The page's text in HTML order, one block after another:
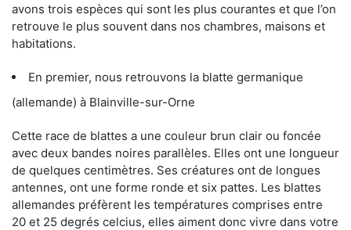
avons trois espèces qui sont les plus courantes et que l’on
retrouve le plus souvent dans nos chambres, maisons et
habitations.
En premier, nous retrouvons la blatte germanique
(allemande) à Blainville-sur-Orne
Cette race de blattes a une couleur brun clair ou foncée
avec deux bandes noires parallèles. Elles ont une longueur
de quelques centimètres. Ses créatures ont de longues
antennes, ont une forme ronde et six pattes. Les blattes
allemandes préfèrent les températures comprises entre
20 et 25 degrés celcius, elles aiment donc vivre dans votre